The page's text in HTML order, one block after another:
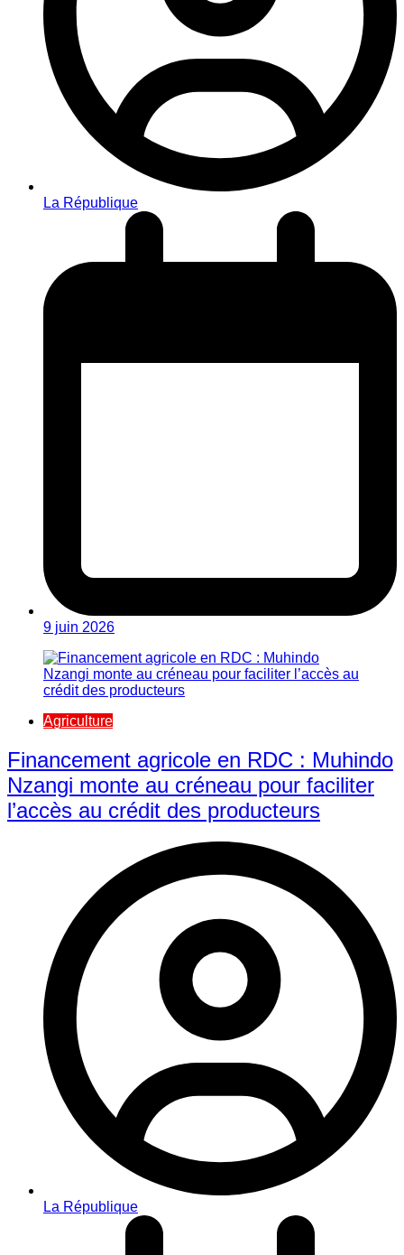
La République
9 juin 2026
Agriculture
Financement agricole en RDC : Muhindo
Nzangi monte au créneau pour faciliter
l’accès au crédit des producteurs
La République